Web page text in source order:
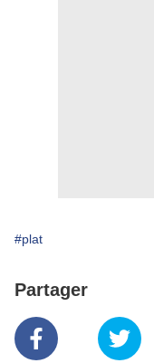
#plat
Partager